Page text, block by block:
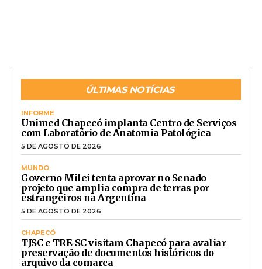
ÚLTIMAS NOTÍCIAS
INFORME
Unimed Chapecó implanta Centro de Serviços
com Laboratório de Anatomia Patológica
5 DE AGOSTO DE 2026
MUNDO
Governo Milei tenta aprovar no Senado
projeto que amplia compra de terras por
estrangeiros na Argentina
5 DE AGOSTO DE 2026
CHAPECÓ
TJSC e TRE-SC visitam Chapecó para avaliar
preservação de documentos históricos do
arquivo da comarca